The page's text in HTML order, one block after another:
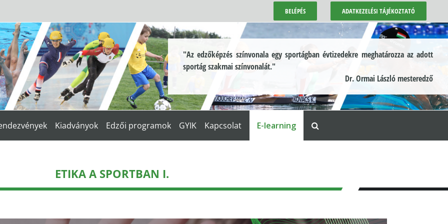
BELÉPÉS ADATKEZELÉSI TÁJÉKOZTATÓ
"Az edzőképzés színvonala egy sportágban évtizedekre meghatározza az adott
sportág szakmai színvonalát."
Dr. Ormai László mesteredző
Kiadványok Edzői programok GYIK Kapcsolat E-learning
ETIKA A SPORTBAN I.